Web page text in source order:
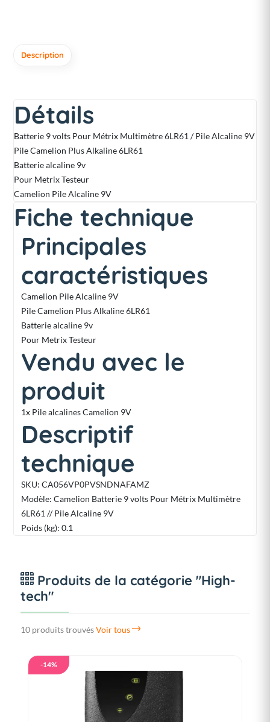
Description
Détails
Batterie 9 volts Pour Métrix Multimètre 6LR61 / Pile Alcaline 9V
PileCamelion Plus Alkaline 6LR61
Batterie alcaline 9v
Pour Metrix Testeur
Camelion Pile Alcaline 9V
Fiche technique
Principales
caractéristiques
Camelion Pile Alcaline 9V
PileCamelion Plus Alkaline 6LR61
Batterie alcaline 9v
Pour Metrix Testeur
Vendu avec le
produit
1x Pile alcalines Camelion 9V
Descriptif
technique
SKU: CA056VP0PVSNDNAFAMZ
Modèle: Camelion Batterie 9 volts Pour Métrix Multimètre
6LR61 // Pile Alcaline 9V
Poids (kg): 0.1
Produits de la catégorie "High-
tech"
10 produits trouvésVoir tous
-14%